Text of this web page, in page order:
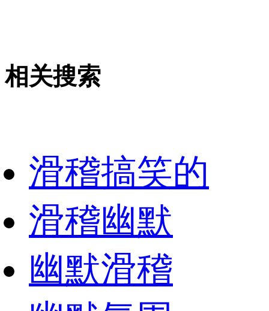
相关搜索
滑稽搞笑的
滑稽幽默
幽默滑稽